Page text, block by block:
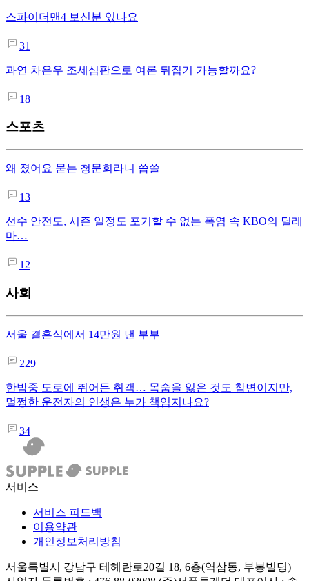
스파이더맨4 보신분 있나요
31
과연 차은우 조세심판으로 여론 뒤집기 가능할까요?
18
스포츠
왜 졌어요 묻는 청문회라니 씁쓸
13
선수 안전도, 시즌 일정도 포기할 수 없는 폭염 속 KBO의 딜레
마…
12
사회
서울 결혼식에서 14만원 낸 부부
229
한밤중 도로에 뛰어든 취객… 목숨을 잃은 것도 참변이지만,
멀쩡한 운전자의 인생은 누가 책임지나요?
34
서비스
서비스 피드백
이용약관
개인정보처리방침
서울특별시 강남구 테헤란로20길 18, 6층(역삼동, 부봉빌딩)